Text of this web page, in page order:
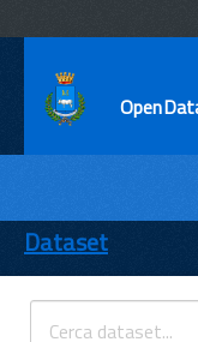
ENTI
TEMI
INFORMAZIONI
Dataset